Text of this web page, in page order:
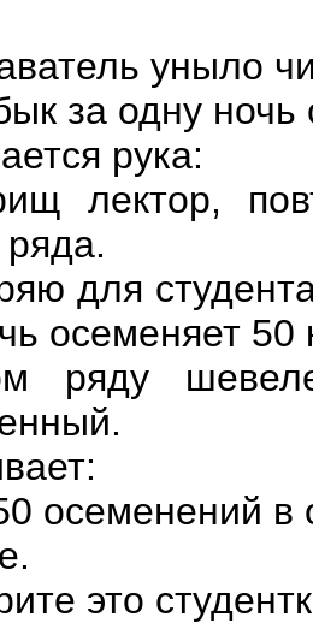
уныло
за одну ночь
рука:
лектор,
ряда.
для
осеменяет 50
ряду
осеменений в
это